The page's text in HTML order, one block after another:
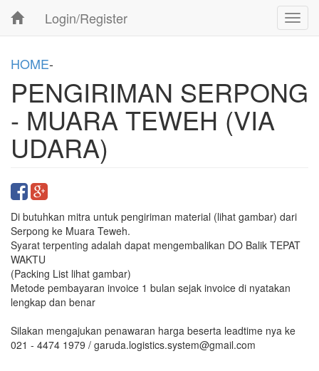
Login/Register
HOME-
PENGIRIMAN SERPONG
- MUARA TEWEH (VIA
UDARA)
Di butuhkan mitra untuk pengiriman material (lihat gambar) dari
Serpong ke Muara Teweh.
Syarat terpenting adalah dapat mengembalikan DO Balik TEPAT
WAKTU
(Packing List lihat gambar)
Metode pembayaran invoice 1 bulan sejak invoice di nyatakan
lengkap dan benar
Silakan mengajukan penawaran harga beserta leadtime nya ke
021 - 4474 1979 / garuda.logistics.system@gmail.com